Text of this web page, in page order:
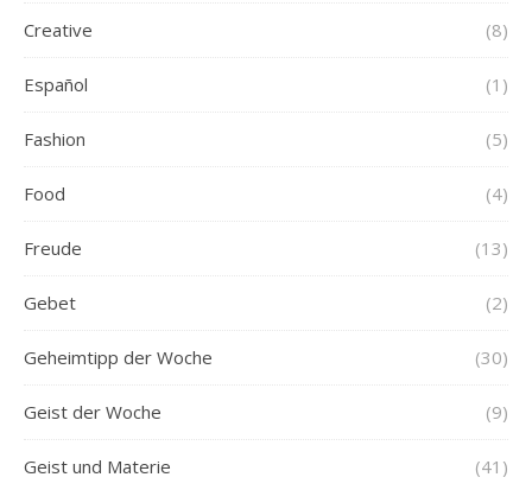
Creative (8)
Español (1)
Fashion (5)
Food (4)
Freude (13)
Gebet (2)
Geheimtipp der Woche (30)
Geist der Woche (9)
Geist und Materie (41)